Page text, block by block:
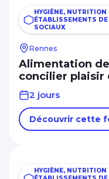
HYGIÈNE,
ÉTABLISSEMENTS
SOCIAUX
Rennes
Alimentation
concilier plaisir
2 jours
Découvrir cette
HYGIÈNE,